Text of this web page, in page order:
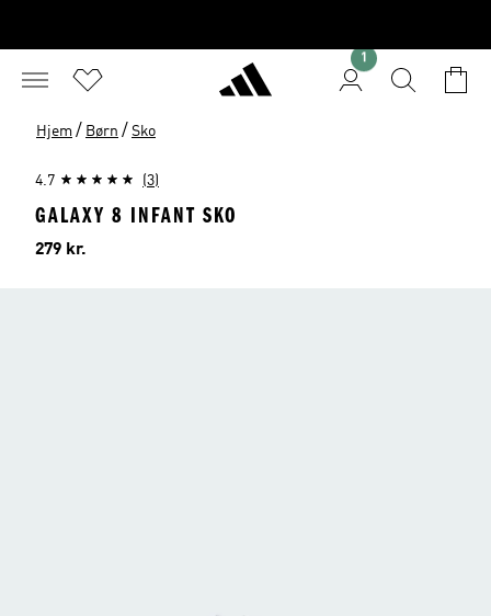
1
Hjem / Børn / Sko
4.7 (3)
GALAXY 8 INFANT SKO
Pris
279 kr.